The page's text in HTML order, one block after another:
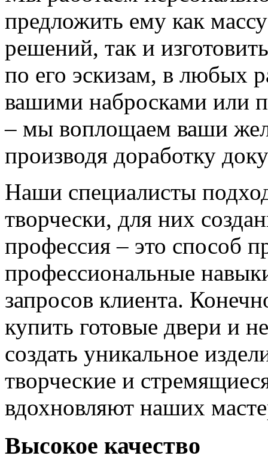
предложить ему как
решений, так и
по его эскизам, в любых
вашими набросками или
– мы воплощаем ваши
производя доработку
Наши специалисты
творчески, для них
профессия – это способ
профессиональные
запросов клиента.
купить готовые двери и
создать уникальное
творческие и
вдохновляют наших
Высокое качество